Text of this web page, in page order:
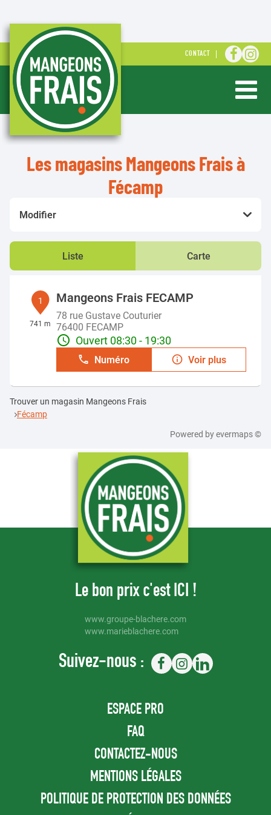
CONTACT ALLER
Ouvrir ou
Les magasins Mangeons Frais à
Fécamp
Modifier
Liste Carte
1
741 m
Mangeons Frais FECAMP
78 rue Gustave Couturier
76400 FECAMP
Ouvert 08:30 - 19:30
Numéro Voir plus
Trouver un magasin Mangeons Frais
Fécamp
Powered byevermaps ©
Le bon prix c'est ICI !
www.groupe-blachere.com
www.marieblachere.com
Suivez-nous : Aller sur la page Facebook de
Aller sur la page Instagram
Aller sur la page
ESPACE PRO
FAQ
CONTACTEZ-NOUS
MENTIONS LÉGALES
POLITIQUE DE PROTECTION DES DONNÉES